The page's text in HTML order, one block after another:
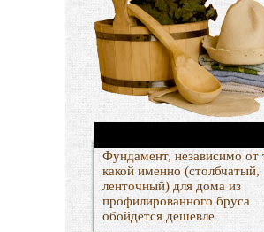
Фундамент, независимо от
какой именно (столбчатый,
ленточный) для дома из
профилированного бруса
обойдется дешевле